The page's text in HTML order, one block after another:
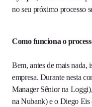
no seu próximo processo
Como funciona o
Bem, antes de mais nada,
empresa. Durante nesta
Manager Sênior na
na Nubank) e o Diego Eis